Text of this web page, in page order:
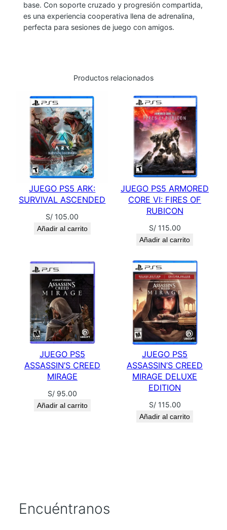
d
base. Con soporte cruzado y progresión compartida,
es una experiencia cooperativa llena de adrenalina,
perfecta para sesiones de juego con amigos.
Productos relacionados
JUEGO PS5 ARK:
SURVIVAL ASCENDED
S/ 105.00
Añadir al carrito
JUEGO PS5 ARMORED
CORE VI: FIRES OF
RUBICON
S/115.00
Añadir al carrito
JUEGO PS5
ASSASSIN’S CREED
MIRAGE
S/95.00
Añadir al carrito
JUEGO PS5
ASSASSIN’S CREED
MIRAGE DELUXE
EDITION
S/115.00
Añadir al carrito
Encuéntranos